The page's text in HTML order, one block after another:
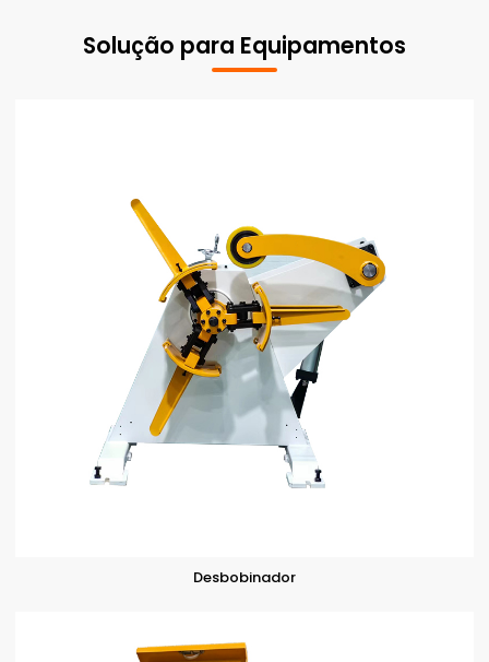
Solução para Equipamentos
Desbobinador